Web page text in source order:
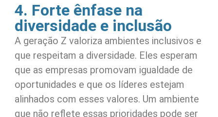
4. Forte ênfase na
diversidade e inclusão
A geração Z valoriza ambientes inclusivos e
que respeitam a diversidade. Eles esperam
que as empresas promovam igualdade de
oportunidades e que os líderes estejam
alinhados com esses valores. Um ambiente
que não reflete essas prioridades pode ser